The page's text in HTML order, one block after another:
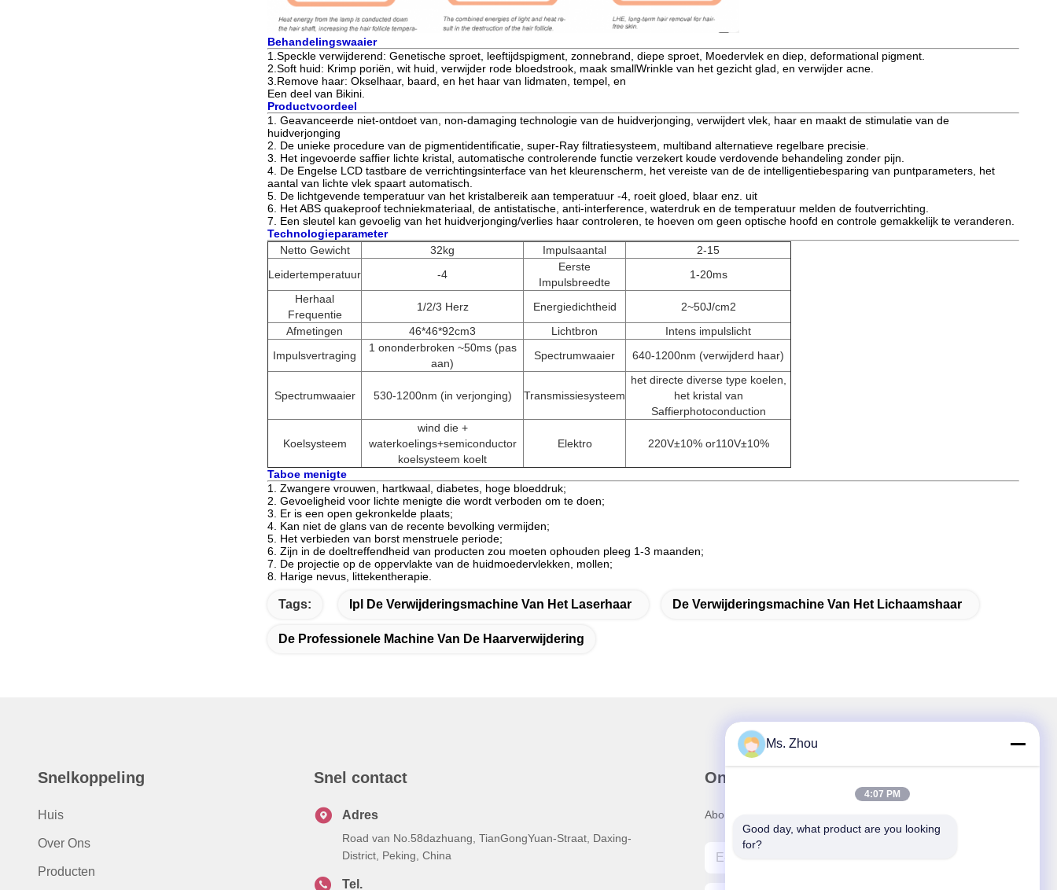
Behandelingswaaier
1.Speckle verwijderend: Genetische sproet, leeftijdspigment, zonnebrand, diepe sproet, Moedervlek en diep, deformational pigment.
2.Soft huid: Krimp poriën, wit huid, verwijder rode bloedstrook, maak smallWrinkle van het gezicht glad, en verwijder acne.
3.Remove haar: Okselhaar, baard, en het haar van lidmaten, tempel, en
Een deel van Bikini.
Productvoordeel
1. Geavanceerde niet-ontdoet van, non-damaging technologie van de huidverjonging, verwijdert vlek, haar en maakt de stimulatie van de
huidverjonging
2. De unieke procedure van de pigmentidentificatie, super-Ray filtratiesysteem, multiband alternatieve regelbare precisie.
3. Het ingevoerde saffier lichte kristal, automatische controlerende functie verzekert koude verdovende behandeling zonder pijn.
4. De Engelse LCD tastbare de verrichtingsinterface van het kleurenscherm, het vereiste van de de intelligentiebesparing van puntparameters, het
aantal van lichte vlek spaart automatisch.
5. De lichtgevende temperatuur van het kristalbereik aan temperatuur -4, roeit gloed, blaar enz. uit
6. Het ABS quakeproof techniekmateriaal, de antistatische, anti-interference, waterdruk en de temperatuur melden de foutverrichting.
7. Een sleutel kan gevoelig van het huidverjonging/verlies haar controleren, te hoeven om geen optische hoofd en controle gemakkelijk te veranderen.
Technologieparameter
Netto Gewicht
32kg Impulsaantal
2-15
Leidertemperatuur
-4
Eerste
Impulsbreedte
1-20ms
Herhaal
Frequentie
1/2/3 Herz Energiedichtheid
2~50J/cm2
Afmetingen
46*46*92cm3 Lichtbron
Intens impulslicht
Impulsvertraging
1 ononderbroken ~50ms (pas
aan)
Spectrumwaaier 640-1200nm (verwijderd haar)
Spectrumwaaier 530-1200nm (in verjonging) Transmissiesysteem
het directe diverse type koelen,
het kristal van
Saffierphotoconduction
Koelsysteem
wind die +
waterkoelings+semiconductor
koelsysteem koelt
Elektro 220V±10% or110V±10%
Taboe menigte
1. Zwangere vrouwen, hartkwaal, diabetes, hoge bloeddruk;
2. Gevoeligheid voor lichte menigte die wordt verboden om te doen;
3. Er is een open gekronkelde plaats;
4. Kan niet de glans van de recente bevolking vermijden;
5. Het verbieden van borst menstruele periode;
6. Zijn in de doeltreffendheid van producten zou moeten ophouden pleeg 1-3 maanden;
7. De projectie op de oppervlakte van de huidmoedervlekken, mollen;
8. Harige nevus, littekentherapie.
Tags: Ipl De Verwijderingsmachine Van Het Laserhaar De Verwijderingsmachine Van Het Lichaamshaar
De Professionele Machine Van De Haarverwijdering
Snelkoppeling
Huis
Over Ons
Producten
Snel contact
Adres
Road van No.58dazhuang, TianGongYuan-Straat, Daxing-
District, Peking, China
Tel.
Onze Nieuwsbrief
Abonneer u op onze nieuwsbrief voor kortingen en meer.
Ms. Zhou
4:07 PM
Good day, what product are you looking
for?